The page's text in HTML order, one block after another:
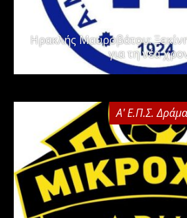
Ηρακλής Μαυροβάτου:
για τη νέα
Α' Ε.Π.Σ.